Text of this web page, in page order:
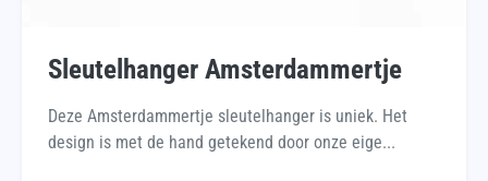
Sleutelhanger Amsterdammertje
Deze Amsterdammertje sleutelhanger is uniek. Het
design is met de hand getekend door onze eige...